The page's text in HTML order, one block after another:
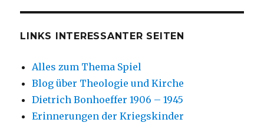
LINKS INTERESSANTER SEITEN
Alles zum Thema Spiel
Blog über Theologie und Kirche
Dietrich Bonhoeffer 1906 – 1945
Erinnerungen der Kriegskinder